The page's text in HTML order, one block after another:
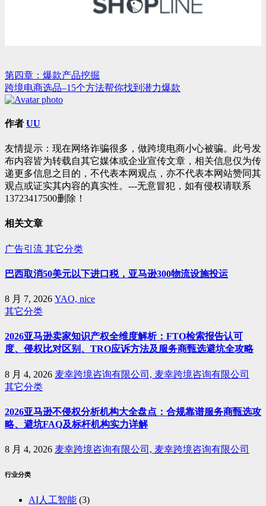
文
章
导
第四章：爆款产品挖掘
跨境电商选品–15个方法帮你找到潜力爆款
作者 UU
友情提示：现在网络诈骗很多，做跨境电商小心被骗。此号发
布内容皆为转载自其它媒体或企业宣传文章，相关信息仅为传
递更多信息之目的，不代表本网观点，亦不代表本网站赞同其
观点或证实其内容的真实性。---无意冒犯，如有侵权请联系
13723417500删除！
相关文章
广告引流 其它分类
巴西取消50美元以下进口税，亚马逊300物流设施投运
8 月 7, 2026 YAO, nice
其它分类
2026亚马逊卖家知识产权全维度解析：FTO检索报告认可
度、侵权比对区别、TRO应诉方法及服务商甄选避坑全攻略
8 月 4, 2026 麦幸跨境咨询有限公司, 麦幸跨境咨询有限公司
其它分类
2026亚马逊不侵权分析机构大全盘点：合规靠谱服务商甄选攻
略、避坑FAQ及标杆机构实力详解
8 月 4, 2026 麦幸跨境咨询有限公司, 麦幸跨境咨询有限公司
行业分类
AI人工智能 (3)